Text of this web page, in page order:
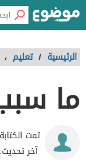
الرئيسية / تعليم ،
ما
تمت
آخر تحديث: